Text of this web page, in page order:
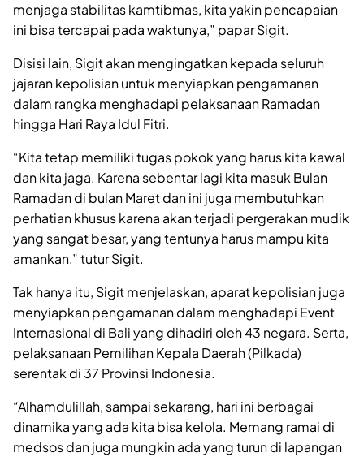
menjaga stabilitas kamtibmas, kita yakin pencapaian
ini bisa tercapai pada waktunya,” papar Sigit.
Disisi lain, Sigit akan mengingatkan kepada seluruh
jajaran kepolisian untuk menyiapkan pengamanan
dalam rangka menghadapi pelaksanaan Ramadan
hingga Hari Raya Idul Fitri.
“Kita tetap memiliki tugas pokok yang harus kita kawal
dan kita jaga. Karena sebentar lagi kita masuk Bulan
Ramadan di bulan Maret dan ini juga membutuhkan
perhatian khusus karena akan terjadi pergerakan mudik
yang sangat besar, yang tentunya harus mampu kita
amankan,” tutur Sigit.
Tak hanya itu, Sigit menjelaskan, aparat kepolisian juga
menyiapkan pengamanan dalam menghadapi Event
Internasional di Bali yang dihadiri oleh 43 negara. Serta,
pelaksanaan Pemilihan Kepala Daerah (Pilkada)
serentak di 37 Provinsi Indonesia.
“Alhamdulillah, sampai sekarang, hari ini berbagai
dinamika yang ada kita bisa kelola. Memang ramai di
medsos dan juga mungkin ada yang turun di lapangan